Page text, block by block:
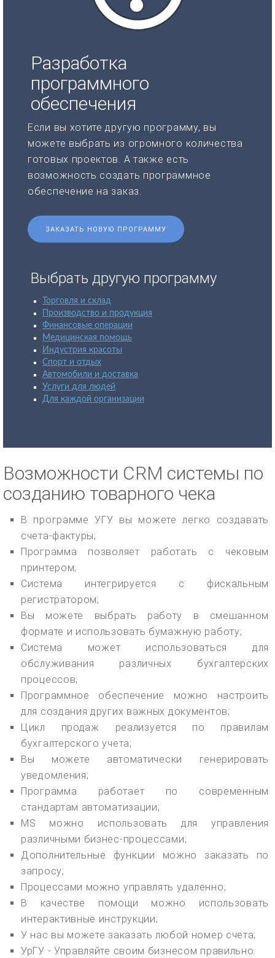
Разработка
программного
обеспечения
Если вы хотите другую программу, вы
можете выбрать из огромного количества
готовых проектов. А также есть
возможность создать программное
обеспечение на заказ.
ЗАКАЗАТЬ НОВУЮ ПРОГРАММУ
Выбрать другую программу
Торговля и склад
Производство и продукция
Финансовые операции
Медицинская помощь
Индустрия красоты
Спорт и отдых
Автомобили и доставка
Услуги для людей
Для каждой организации
Возможности CRM системы по
созданию товарного чека
В программе УГУ вы можете легко создавать
счета-фактуры;
Программа позволяет работать с чековым
принтером;
Система интегрируется с фискальным
регистратором;
Вы можете выбрать работу в смешанном
формате и использовать бумажную работу;
Система может использоваться для
обслуживания различных бухгалтерских
процессов;
Программное обеспечение можно настроить
для создания других важных документов;
Цикл продаж реализуется по правилам
бухгалтерского учета;
Вы можете автоматически генерировать
уведомления;
Программа работает по современным
стандартам автоматизации;
MS можно использовать для управления
различными бизнес-процессами;
Дополнительные функции можно заказать по
запросу;
Процессами можно управлять удаленно;
В качестве помощи можно использовать
интерактивные инструкции;
У нас вы можете заказать любой номер счета;
УрГУ - Управляйте своим бизнесом правильно.